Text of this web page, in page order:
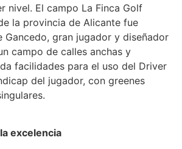
nivel. El campo La Finca Golf
la provincia de Alicante fue
Gancedo, gran jugador y diseñador
campo de calles anchas y
facilidades para el uso del Driver
del jugador, con greenes
excelencia